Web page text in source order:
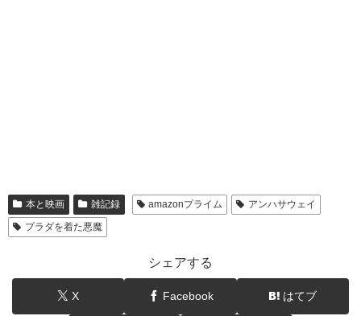
本と映画 雑記録 amazonプライム
アンハサウェイ
プラダを着た悪魔
シェアする
X Facebook はてブ